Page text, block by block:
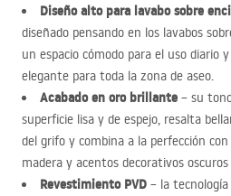
Diseño alto para lavabo sobre
diseñado pensando en los lavabos
un espacio cómodo para el uso diario
elegante para toda la zona de aseo.
Acabado en oro brillante – su
superficie lisa y de espejo, resalta
del grifo y combina a la perfección
madera y acentos decorativos
Revestimiento PVD – la